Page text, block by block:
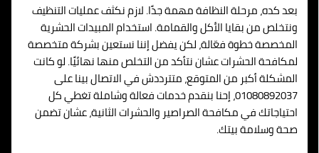
بعد كده، مرحلة النظافة مهمة جدًا. لازم نكثف عمليات التنظيف
ونتخلص من بقايا الأكل والقمامة. استخدام المبيدات الحشرية
المخصصة خطوة فعّالة، لكن يفضل إننا نستعين بشركة متخصصة
لمكافحة الحشرات عشان نتأكد من التخلص منها نهائيًا. لو كانت
المشكلة أكبر من المتوقع، متترددش في الاتصال بينا على
01080892037، إحنا بنقدم خدمات فعالة وشاملة تغطي كل
احتياجاتك في مكافحة الصراصير والحشرات الثانية، عشان تضمن
صحة وسلامة بيتك.